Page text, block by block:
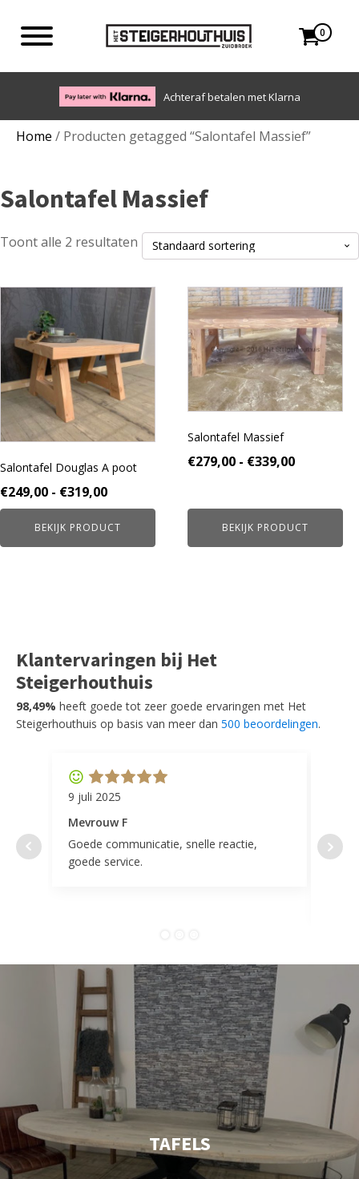
0
Eigen bezorgdienst in NL en BE. Afhalen ook mogelijk.
Home / Producten getagged “Salontafel Massief”
Salontafel Massief
Toont alle 2 resultaten
Salontafel Douglas A poot
€249,00 - €319,00Prijsklasse:
€249,00
tot
€319,00
BEKIJK PRODUCT
Dit
product
heeft
meerdere
variaties.
Deze
optie
gekozen
op
de
productpagina
Salontafel Massief
€279,00 - €339,00
€339,00
BEKIJK PRODUCT
Dit
product
heeft
meerdere
variaties.
Deze
optie
gekozen
worden
op
productpagina
Klantervaringen bij Het
Steigerhouthuis
98,49% heeft goede tot zeer goede ervaringen met Het
Steigerhouthuis op basis van meer dan 500 beoordelingen.
9 juli 2025
Mevrouw F
Goede communicatie, snelle reactie,
goede service.
door
TAFELS